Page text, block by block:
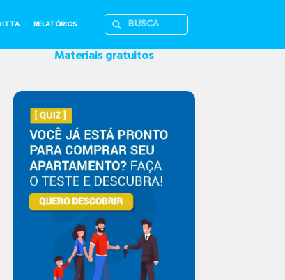
RELATÓRIOS
Materiais gratuitos